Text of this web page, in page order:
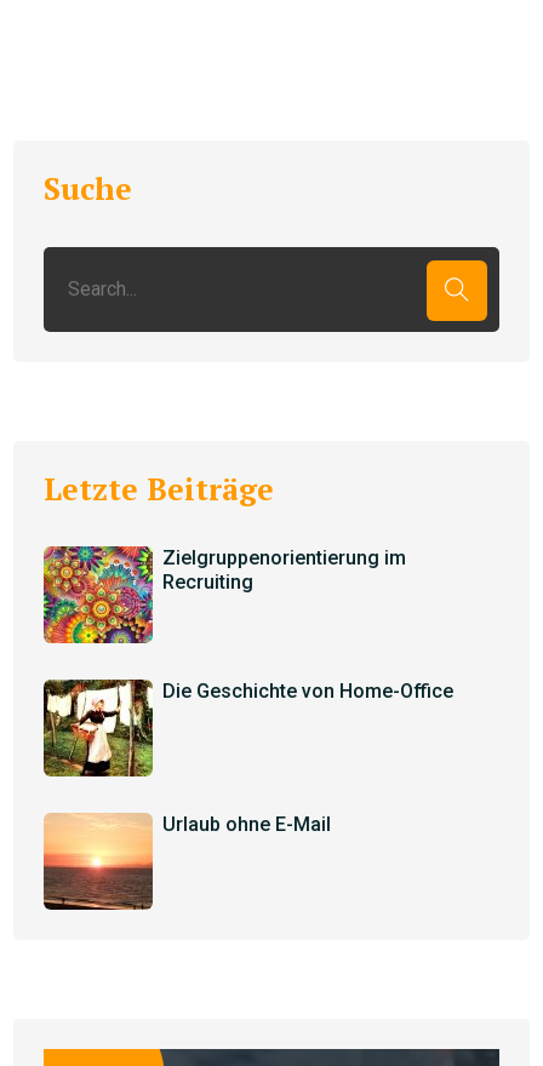
Suche
Letzte Beiträge
Zielgruppenorientierung im
Recruiting
Die Geschichte von Home-Office
Urlaub ohne E-Mail